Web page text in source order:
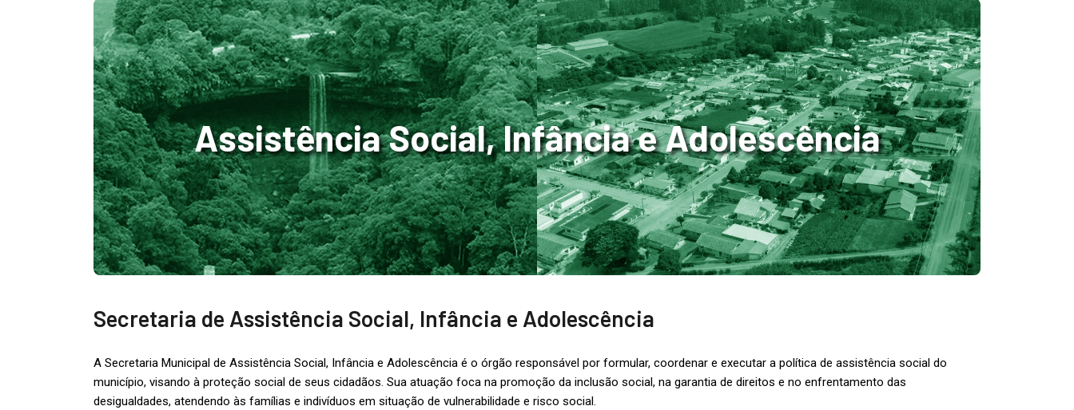
Assistência Social, Infância e Adolescência
Secretaria de Assistência Social, Infância e Adolescência
A Secretaria Municipal de Assistência Social, Infância e Adolescência é o órgão responsável por formular, coordenar e executar a política de assistência social do
município, visando à proteção social de seus cidadãos. Sua atuação foca na promoção da inclusão social, na garantia de direitos e no enfrentamento das
desigualdades, atendendo às famílias e indivíduos em situação de vulnerabilidade e risco social.